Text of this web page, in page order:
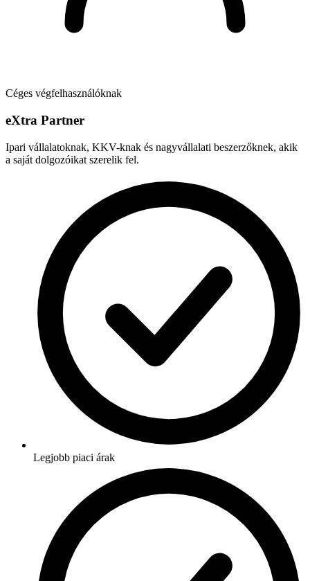
Céges végfelhasználóknak
eXtra Partner
Ipari vállalatoknak, KKV-knak és nagyvállalati beszerzőknek, akik
a saját dolgozóikat szerelik fel.
Legjobb piaci árak